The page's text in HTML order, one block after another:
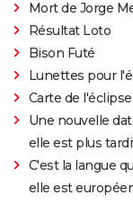
Mort de Jorge
Résultat Loto
Bison Futé
Lunettes pour
Carte de
Une nouvelle
elle est plus
C'est la langue
elle est